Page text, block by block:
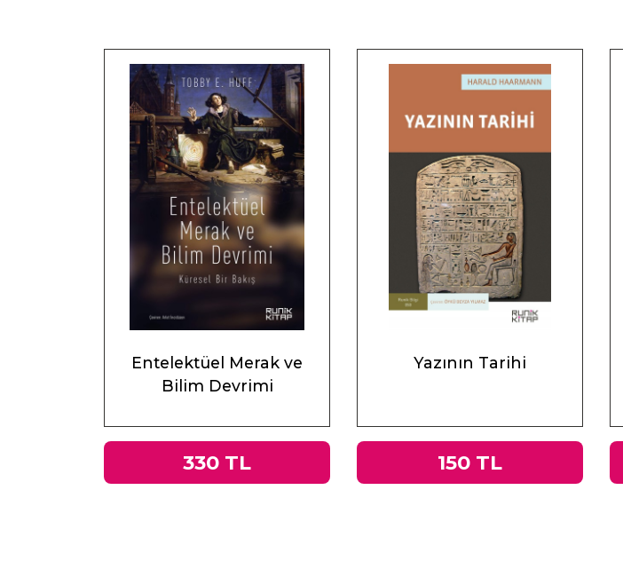
Entelektüel Merak ve
Bilim Devrimi
330 TL
Yazının Tarihi
150 TL